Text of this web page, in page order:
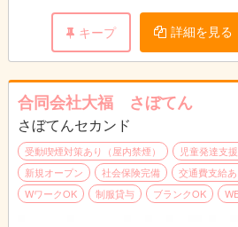
・一人一人の個別支援計画を作成。
・保護者対応
キープ 詳細を見る
合同会社大福 さぼてん
さぼてんセカンド
受動喫煙対策あり（屋内禁煙）
児童発達支
新規オープン
社会保険完備 交通費支給あ
WワークOK
制服貸与 ブランクOK